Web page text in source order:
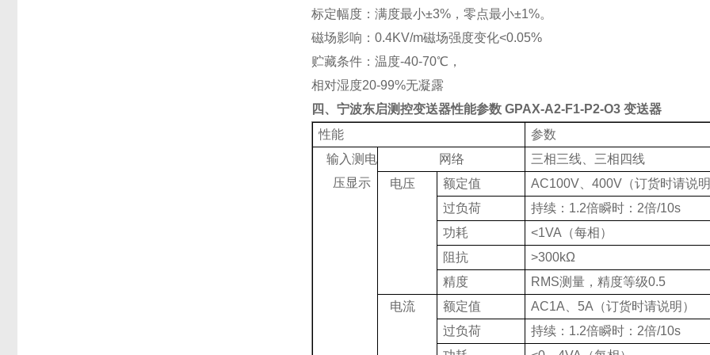
标定幅度：满度最小±3% ，零点最小±1%。
磁场影响：0.4KV/m磁场强度变化<0.05%
贮藏条件：温度-40-70℃，
相对湿度20-99%无凝露
四、宁波东启测控变送器性能参数GPAX-A2-F1-P2-O3 变送器
性能
参数
输入测电
压显示
网络
三相三线、三相四线
电压
额定值 AC100V 、400V （订货时请说
过负荷
持续： 1.2倍瞬时： 2倍/10s
功耗
<1VA （每相）
阻抗
>300kΩ
精度
RMS测量，精度等级0.5
电流
额定值 AC1A 5A （订货时请说明）
过负荷
持续： 1.2倍瞬时： 2倍/10s